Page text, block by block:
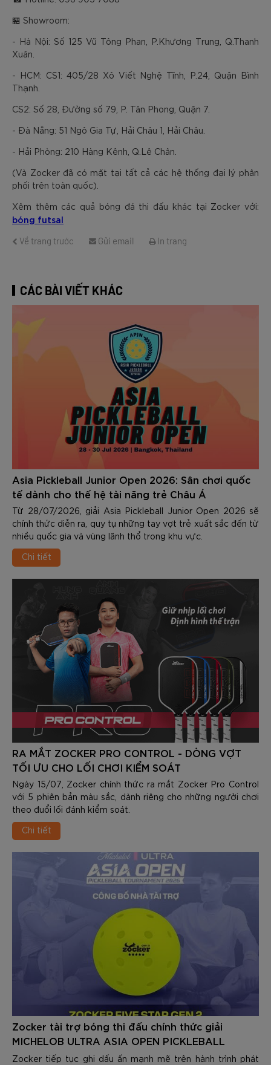
🏪 Showroom:
- Hà Nội: Số 125 Vũ Tông Phan, P.Khương Trung, Q.Thanh
Xuân.
- HCM: CS1: 405/28 Xô Viết Nghệ Tĩnh, P.24, Quận Bình
Thạnh.
CS2: Số 28, Đường số 79, P. Tân Phong, Quận 7.
- Đà Nẵng: 51 Ngô Gia Tự, Hải Châu 1, Hải Châu.
- Hải Phòng: 210 Hàng Kênh, Q.Lê Chân.
(Và Zocker đã có mặt tại tất cả các hệ thống đại lý phân
phối trên toàn quốc).
Xêm thêm các quả bóng đá thi đấu khác tại Zocker với:
bóng futsal
Về trang trước Gửi email In trang
CÁC BÀI VIẾT KHÁC
Asia Pickleball Junior Open 2026: Sân chơi quốc
tế dành cho thế hệ tài năng trẻ Châu Á
Từ 28/07/2026, giải Asia Pickleball Junior Open 2026 sẽ
chính thức diễn ra, quy tụ những tay vợt trẻ xuất sắc đến từ
nhiều quốc gia và vùng lãnh thổ trong khu vực.
Chi tiết
RA MẮT ZOCKER PRO CONTROL - DÒNG VỢT
TỐI ƯU CHO LỐI CHƠI KIỂM SOÁT
Ngày 15/07, Zocker chính thức ra mắt Zocker Pro Control
với 5 phiên bản màu sắc, dành riêng cho những người chơi
theo đuổi lối đánh kiểm soát.
Chi tiết
Zocker tài trợ bóng thi đấu chính thức giải
MICHELOB ULTRA ASIA OPEN PICKLEBALL
TOURNAMENT 2026
Zocker tiếp tục ghi dấu ấn mạnh mẽ trên hành trình phát